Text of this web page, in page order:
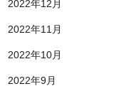
2022年12月
2022年11月
2022年10月
2022年9月